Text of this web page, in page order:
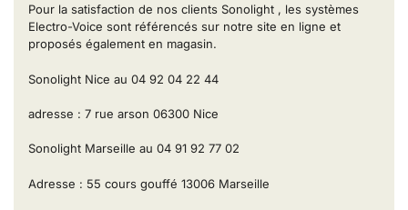
Pour la satisfaction de nos clients Sonolight , les systèmes
Electro-Voice sont référencés sur notre site en ligne et
proposés également en magasin.
Sonolight Nice au 04 92 04 22 44
adresse : 7 rue arson 06300 Nice
Sonolight Marseille au 04 91 92 77 02
Adresse : 55 cours gouffé 13006 Marseille